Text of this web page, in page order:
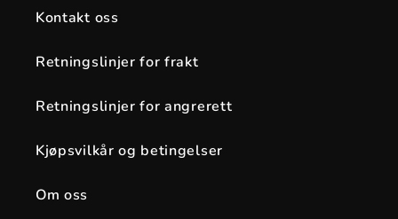
Kontakt oss
Retningslinjer for frakt
Retningslinjer for angrerett
Kjøpsvilkår og betingelser
Om oss